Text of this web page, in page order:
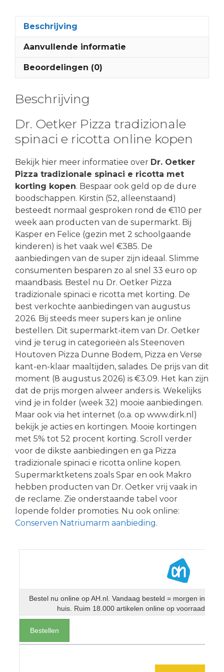
Beschrijving
Aanvullende informatie
Beoordelingen (0)
Beschrijving
Dr. Oetker Pizza tradizionale
spinaci e ricotta online kopen
Bekijk hier meer informatiee over Dr. Oetker
Pizza tradizionale spinaci e ricotta met
korting kopen. Bespaar ook geld op de dure
boodschappen. Kirstin (52, alleenstaand)
besteedt normaal gesproken rond de €110 per
week aan producten van de supermarkt. Bij
Kasper en Felice (gezin met 2 schoolgaande
kinderen) is het vaak wel €385. De
aanbiedingen van de super zijn ideaal. Slimme
consumenten besparen zo al snel 33 euro op
maandbasis. Bestel nu Dr. Oetker Pizza
tradizionale spinaci e ricotta met korting. De
best verkochte aanbiedingen van augustus
2026. Bij steeds meer supers kan je online
bestellen. Dit supermarkt-item van Dr. Oetker
vind je terug in categorieën als Steenoven
Houtoven Pizza Dunne Bodem, Pizza en Verse
kant-en-klaar maaltijden, salades. De prijs van dit
moment (8 augustus 2026) is €3.09. Het kan zijn
dat de prijs morgen alweer anders is. Wekelijks
vind je in folder (week 32) mooie aanbiedingen.
Maar ook via het internet (o.a. op www.dirk.nl)
bekijk je acties en kortingen. Mooie kortingen
met 5% tot 52 procent korting. Scroll verder
voor de dikste aanbiedingen en ga Pizza
tradizionale spinaci e ricotta online kopen.
Supermarktketens zoals Spar en ook Makro
hebben producten van Dr. Oetker vrij vaak in
de reclame. Zie onderstaande tabel voor
lopende folder promoties. Nu ook online:
Conserven Natriumarm aanbieding.
Bestel nu online op AH.nl. Vandaag besteld = morgen in
huis. Ruim 18.000 artikelen online op voorraad
Bestellen